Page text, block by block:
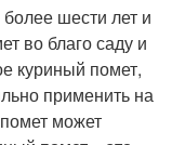
шести лет и
во благо саду и
куриный помет,
применить на
может